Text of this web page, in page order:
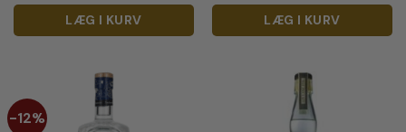
LÆG I KURV LÆG I KURV
-12%